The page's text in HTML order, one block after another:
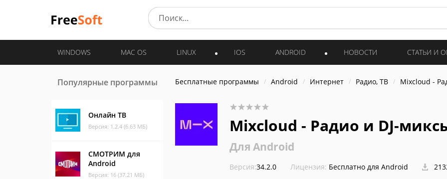
WINDOWS MAC OS LINUX IOS ANDROID НОВОСТИ СТАТЬИ И
Популярные программы
Онлайн ТВ
Версия: 1.2.4 (6.63 МБ)
СМОТРИМ для
Android
Версия: 16 (37.21 МБ)
Бесплатные программы Android Интернет Радио, ТВ Mixcloud -
Mixcloud - Радио и DJ-
Для Android
Версия:34.2.0 Лицензия: Бесплатно для Android